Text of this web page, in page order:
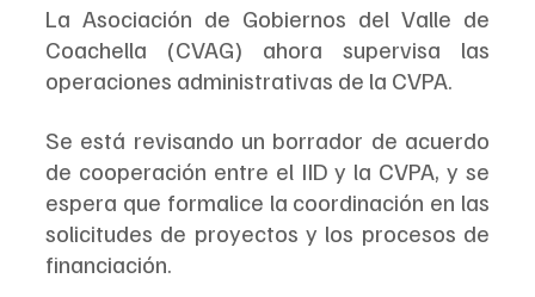
La Asociación de Gobiernos del Valle de
Coachella (CVAG) ahora supervisa las
operaciones administrativas de la CVPA.
Se está revisando un borrador de acuerdo
de cooperación entre el IID y la CVPA, y se
espera que formalice la coordinación en las
solicitudes de proyectos y los procesos de
financiación.